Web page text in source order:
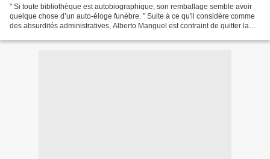
" Si toute bibliothèque est autobiographique, son remballage semble avoir
quelque chose d’un auto-éloge funèbre. " Suite à ce qu'il considère comme
des absurdités administratives, Alberto Manguel est contraint de quitter la